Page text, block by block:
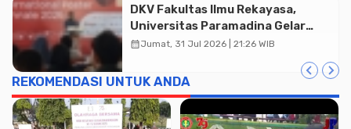
DKV Fakultas Ilmu Rekayasa,
Universitas Paramadina Gelar
Diskusi Desain
calendar_monthJumat, 31 Jul 2026 | 21:26 WIB
REKOMENDASI UNTUK ANDA